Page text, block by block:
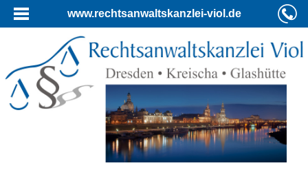
www.rechtsanwaltskanzlei-viol.de